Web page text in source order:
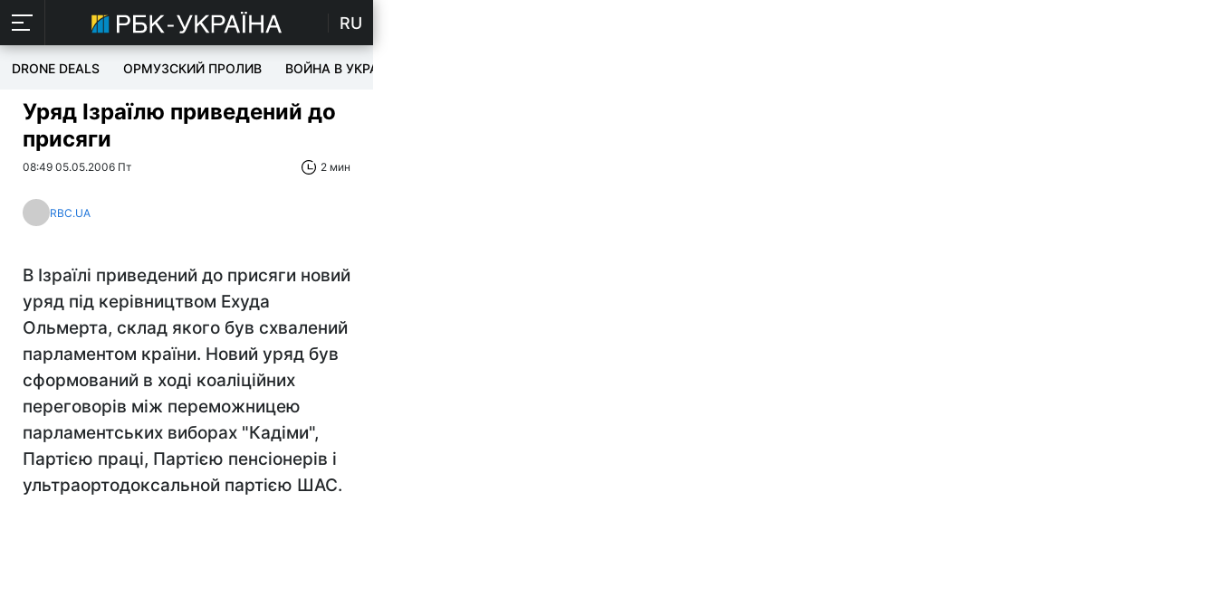
RU
DRONE DEALS ОРМУЗСКИЙ ПРОЛИВ ВОЙНА В УКРАИНЕ
Уряд Ізраїлю приведений до
присяги
08:49 05.05.2006 Пт 2 мин
RBC.UA
В Ізраїлі приведений до присяги новий
уряд під керівництвом Ехуда
Ольмерта, склад якого був схвалений
парламентом країни. Новий уряд був
сформований в ході коаліційних
переговорів між переможницею
парламентських виборах "Кадіми",
Партією праці, Партією пенсіонерів і
ультраортодоксальной партією ШАС.